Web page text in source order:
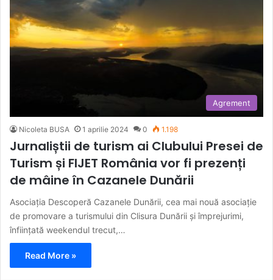
Agrement
Nicoleta BUSA 1 aprilie 2024 0 1.198
Jurnaliștii de turism ai Clubului Presei de
Turism și FIJET România vor fi prezenți
de mâine în Cazanele Dunării
Asociația Descoperă Cazanele Dunării, cea mai nouă asociație
de promovare a turismului din Clisura Dunării și împrejurimi,
înființată weekendul trecut,…
Read More »